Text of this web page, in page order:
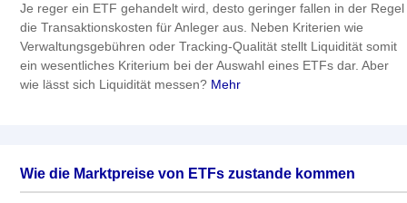
Je reger ein ETF gehandelt wird, desto geringer fallen in der Regel
die Transaktionskosten für Anleger aus. Neben Kriterien wie
Verwaltungsgebühren oder Tracking-Qualität stellt Liquidität somit
ein wesentliches Kriterium bei der Auswahl eines ETFs dar. Aber
wie lässt sich Liquidität messen? Mehr
Wie die Marktpreise von ETFs zustande kommen